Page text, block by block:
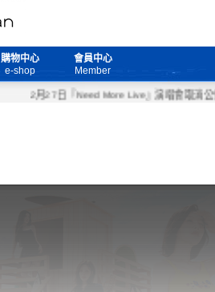
購物中心
e-shop
會員中心
Member
2月27日『Need More Live』演唱會取消公告